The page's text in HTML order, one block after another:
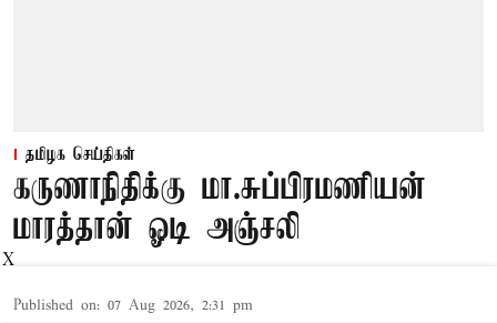
தமிழக செய்திகள்
கருணாநிதிக்கு மா.சுப்பிரமணியன்
மாரத்தான் ஓடி அஞ்சலி
Published on: 07 Aug 2026, 2:31 pm
X